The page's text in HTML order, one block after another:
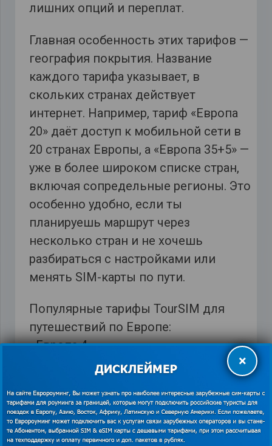
лишних опций и переплат.
Главная особенность этих тарифов —
география покрытия. Название
каждого тарифа указывает, в
скольких странах действует
интернет. Например, тариф «Европа
20» даёт доступ к мобильной сети в
20 странах Европы, а «Европа 35+5» —
уже в более широком списке стран,
включая сопредельные регионы. Это
особенно удобно, если ты
планируешь маршрут через
несколько стран и не хочешь
разбираться с настройками или
менять SIM-карты по пути.
Популярные тарифы TourSIM для
путешествий по Европе:
• Европа 4
• Европа 52
TourSIM — оптимальный выбор для
×